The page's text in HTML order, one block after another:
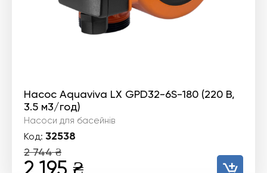
Насос Aquaviva LX GPD32-6S-180 (220 В,
3.5 м3/год)
Насоси для басейнів
Код: 32538
2 744₴
Оригінальна
2 195 ₴